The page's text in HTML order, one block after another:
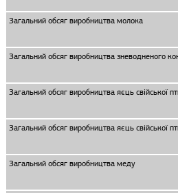
Загальний обсяг виробництва молока
Загальний обсяг виробництва зневодненого
Загальний обсяг виробництва яєць свійської
Загальний обсяг виробництва яєць свійської
Загальний обсяг виробництва меду